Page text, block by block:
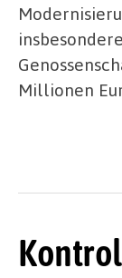
Millionen